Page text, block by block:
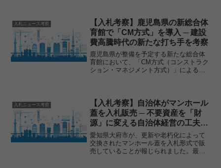
きに不安を感じさ...
入札ニュース考察
【入札考察】鹿児島県の新総合体
育館で「CM方式」を導入 ─ 建設
費高騰時代の新たな打ち手を考察
鹿児島県が整備を予定する新たな総合体
育館において、「CM方式（コンストラク
ション・マネジメント方式）」による事
えます。本記事ではニュ...
入札ニュース考察
【入札考察】自治体がマンホール
蓋を入札販売 ─ 不要資産を「財
源」に変える自治体経営の工夫と
は
愛知県大府市が、更新や老朽化によって
交換されたマンホール蓋を入札形式で販
売していることが報じられました。最低